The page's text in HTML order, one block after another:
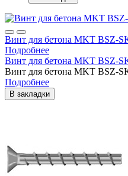
Винт для бетона MKT BSZ-
Подробнее
Винт для бетона MKT BSZ-
Винт для бетона MKT BSZ-
Подробнее
В закладки